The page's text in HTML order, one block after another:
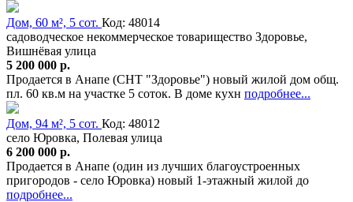
Дом, 60 м², 5 сот. Код: 48014
садоводческое некоммерческое товарищество Здоровье,
Вишнёвая улица
5 200 000 р.
Продается в Анапе (СНТ "Здоровье") новый жилой дом общ.
пл. 60 кв.м на участке 5 соток. В доме кухн подробнее...
Дом, 94 м², 5 сот. Код: 48012
село Юровка, Полевая улица
6 200 000 р.
Продается в Анапе (один из лучших благоустроенных
пригородов - село Юровка) новый 1-этажный жилой до
подробнее...